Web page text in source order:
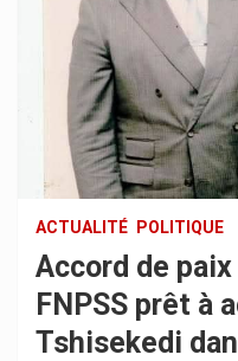
ACTUALITÉ POLITIQUE
Accord de
FNPSS prêt à
Tshisekedi